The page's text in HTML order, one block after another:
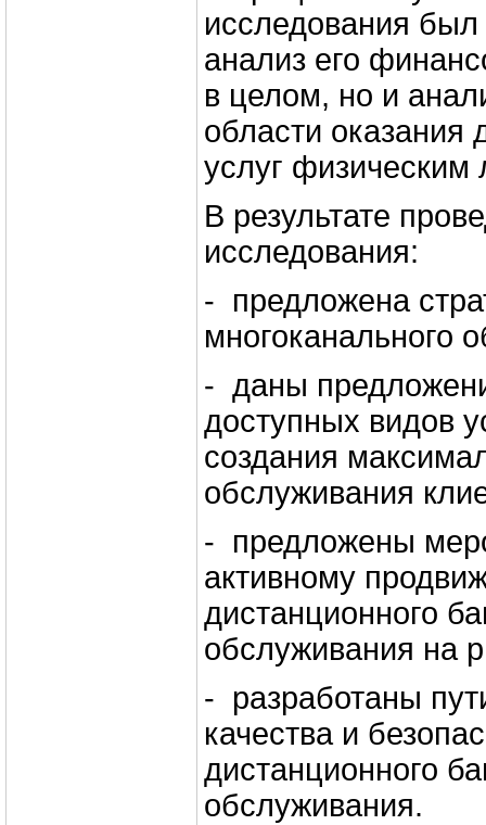
исследования был
анализ его
в целом, но и
области оказания
услуг физическим
В результате
исследования:
- предложена
многоканального
- даны
доступных видов
создания
обслуживания
- предложены
активному
дистанционного
обслуживания на
- разработаны
качества и
дистанционного
обслуживания.